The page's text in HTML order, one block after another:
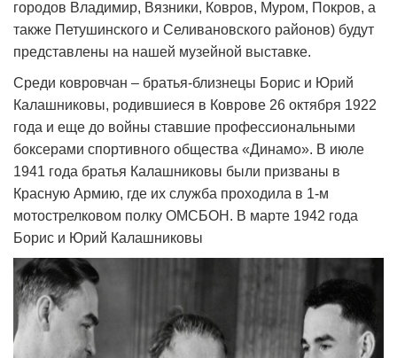
городов Владимир, Вязники, Ковров, Муром, Покров, а
также Петушинского и Селивановского районов) будут
представлены на нашей музейной выставке.
Среди ковровчан – братья-близнецы Борис и Юрий
Калашниковы, родившиеся в Коврове 26 октября 1922
года и еще до войны ставшие профессиональными
боксерами спортивного общества «Динамо». В июле
1941 года братья Калашниковы были призваны в
Красную Армию, где их служба проходила в 1-м
мотострелковом полку ОМСБОН. В марте 1942 года
Борис и Юрий Калашниковы